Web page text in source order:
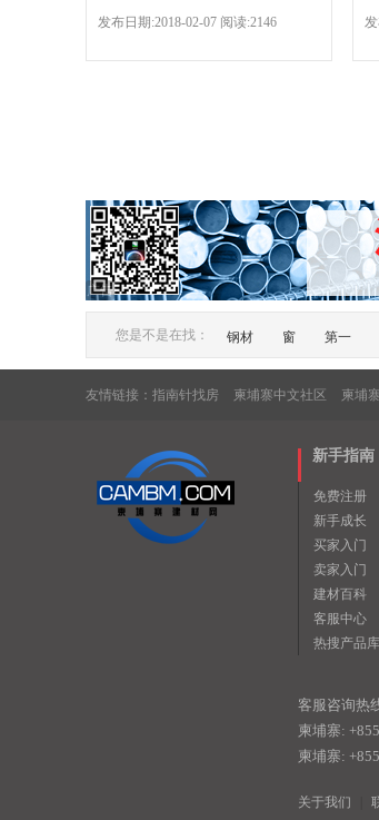
发布日期:2018-02-07 阅读:2146
广告
您是不是在找： 钢材 窗 第一
友情链接： 指南针找房 柬埔寨中文社区 柬埔
新手指南
免费注册
新手成长
买家入门
卖家入门
建材百科
客服中心
热搜产品库
客服咨询热
柬埔寨:
柬埔寨:
关于我们